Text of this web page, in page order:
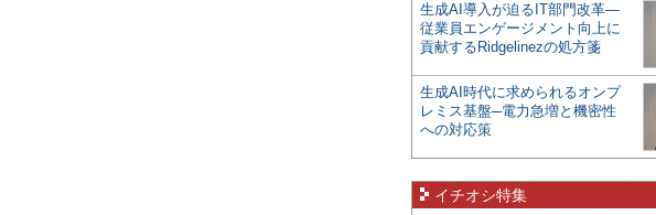
生成AI導入が迫るIT部門改革―
従業員エンゲージメント向上に
貢献するRidgelinezの処方箋
生成AI時代に求められるオンプ
レミス基盤─電力急増と機密性
への対応策
イチオシ特集